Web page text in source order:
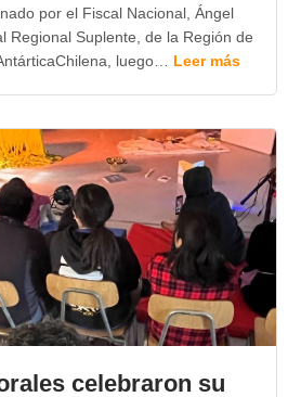
por el Fiscal Nacional, Ángel
Regional Suplente, de la Región de
luego… Leer más
celebraron su